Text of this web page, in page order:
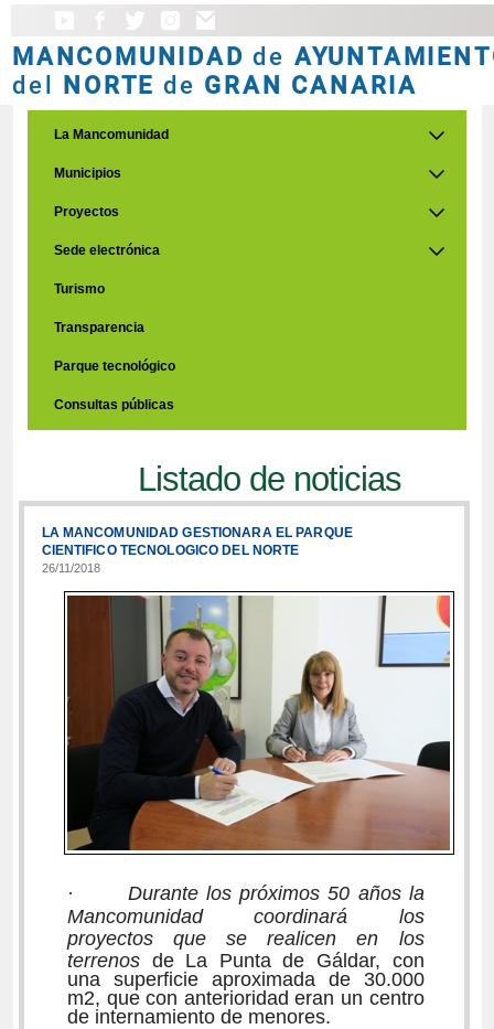
MANCOMUNIDAD de
del NORTE de GRAN CANARIA
La Mancomunidad
Municipios
Proyectos
Sede electrónica
Turismo
Transparencia
Parque tecnológico
Consultas públicas
Listado de noticias
LA MANCOMUNIDAD GESTIONARA EL PARQUE
CIENTIFICO TECNOLOGICO DEL NORTE
26/11/2018
·
Durante los próximos 50 años la
Mancomunidad coordinará los
proyectos que se realicen en los
terrenos de La Punta de Gáldar, con
una superficie aproximada de 30.000
m2, que con anterioridad eran un centro
de internamiento de menores.